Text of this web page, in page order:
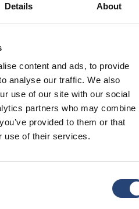
Details About
content and ads, to provide
analyse our traffic. We also
use of our site with our social
partners who may combine
provided to them or that
use of their services.
und